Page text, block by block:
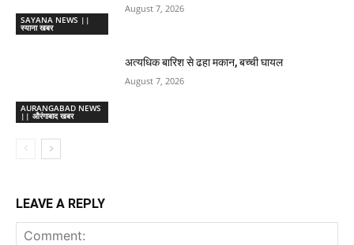
SAYANA NEWS ||
स्याना खबर
August 7, 2026
AURANGABAD NEWS
|| औरंगाबाद खबर
अत्यधिक बारिश से ढहा मकान, बच्ची घायल
August 7, 2026
LEAVE A REPLY